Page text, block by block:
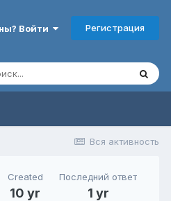
Войти Регистрация
Вся активность
Created
10 yr
Последний ответ
1 yr